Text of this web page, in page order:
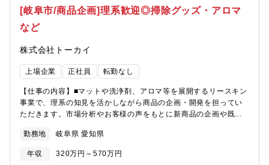
イアル＆エラーを繰り返しながら、チャレンジ・挑戦ができる
【採用の背景】・今後変革する市場の中、新たな価値創造、プロ
モーション等 実務の中核となって頂きたい・商品企画の領域
において、従来の枠を超え、新たな発想や着眼点、仕事の進め方
が必要であるため
ルメディアを軸としたトリプルメディア戦略の推進・若年層に向
けたSNS活用と、メディアおよびクリエイティブの開発・メディ
アを活用したUGC促進施策の実行●新規会員数の獲得・新規顧客
立案・実行・検証●会員施策・CRM・ロイヤリティ強化・中期顧
善、新規サービス設計・顧客ランク管理、顧客LTVの最大化・ロイ
ーケティング施策・RED、WeChat、WhatsAppを活用したCRM
構築
[岐阜市/商品企画]理系歓迎◎掃除グッズ・アロマ
など
株式会社トーカイ
上場企業 正社員 転勤なし
【仕事の内容】■マットや洗浄剤、アロマ等を展開するリースキン
事業で、理系の知見を活かしながら商品の企画・開発を担ってい
ただきます。市場分析やお客様の声をもとに新商品の企画や既存
やメーカーとの打ち合わせ、販促物や商品マニュアルの作成、商
品問い合わせの対応なども行います。 【業務】■企画→メーカー
依頼→代理店販売→レンタル展開となります。■商品の用途や使用
勤務地 岐阜県 愛知県
年収 320万円～570万円